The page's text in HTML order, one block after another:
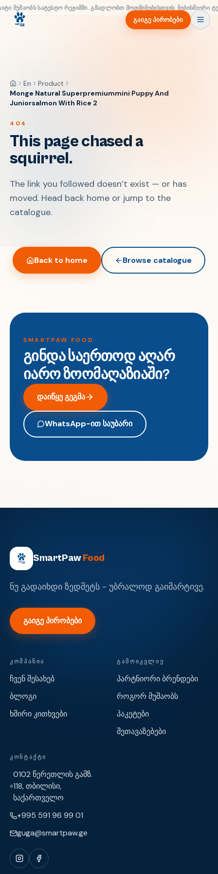
მუშაობს სატესტო რეჟიმში. გმადლობთ მოთმინებისთვის. ნებისმიერი
გაიგე პირობები
მთავარი
En
Product
Monge Natural Superpremiummini Puppy And
Juniorsalmon With Rice 2
404
This page chased a
squirrel.
The link you followed doesn’t exist — or has
moved. Head back home or jump to the
catalogue.
Back to home Browse catalogue
SMARTPAW FOOD
გინდა საერთოდ აღარ
იარო ზოომაღაზიაში?
დაიწყე გეგმა
WhatsApp-ით საუბარი
SmartPawFood
ნუ გადაიხდი ზედმეტს - უბრალოდ გაიმარტივე.
გაიგე პირობები
ᲙᲝᲛᲞᲐᲜᲘᲐ
ჩვენ შესახებ
ბლოგი
ხშირი კითხვები
ᲒᲐᲛᲝᲘᲙᲕᲚᲘᲔ
პარტნიორი ბრენდები
როგორ მუშაობს
პაკეტები
შეთავაზებები
ᲙᲝᲜᲢᲐᲥᲢᲘ
0102 წერეთლის გამზ.
118, თბილისი,
საქართველო
+995 591 96 99 01
guga@smartpaw.ge